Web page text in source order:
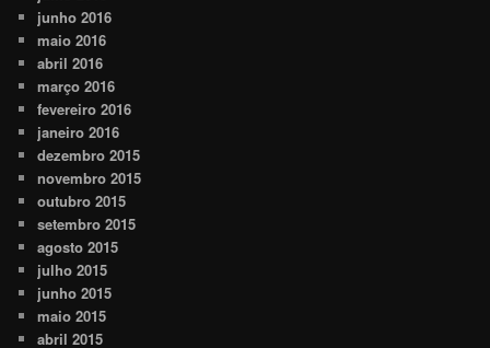
junho 2016
maio 2016
abril 2016
março 2016
fevereiro 2016
janeiro 2016
dezembro 2015
novembro 2015
outubro 2015
setembro 2015
agosto 2015
julho 2015
junho 2015
maio 2015
abril 2015